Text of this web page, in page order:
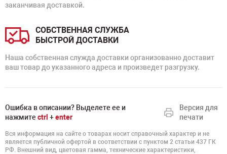
заканчивая доставкой.
СОБСТВЕННАЯ СЛУЖБА
БЫСТРОЙ ДОСТАВКИ
Наша собственная служда доставки организованно доставит
ваш товар до указанного адреса и произведет разгрузку.
Ошибка в описании? Выделете ее и
нажмите ctrl +enter
Версия для
печати
Вся информация на сайте о товарах носит справочный характер и не
является публичной офертой в соответствии с пунктом 2 статьи 437 ГК
РФ. Внешний вид, цветовая гамма, технические характеристики,